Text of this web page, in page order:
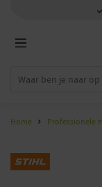
Home Professionele